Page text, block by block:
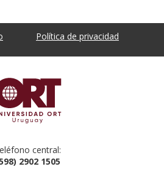
Política de privacidad
central:
2902 1505